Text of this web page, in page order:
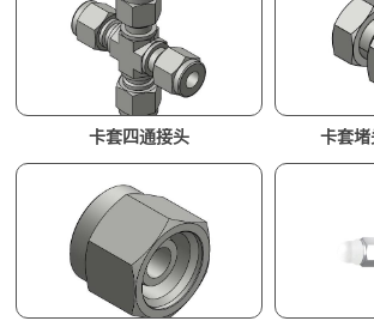
卡套四通接头 卡套